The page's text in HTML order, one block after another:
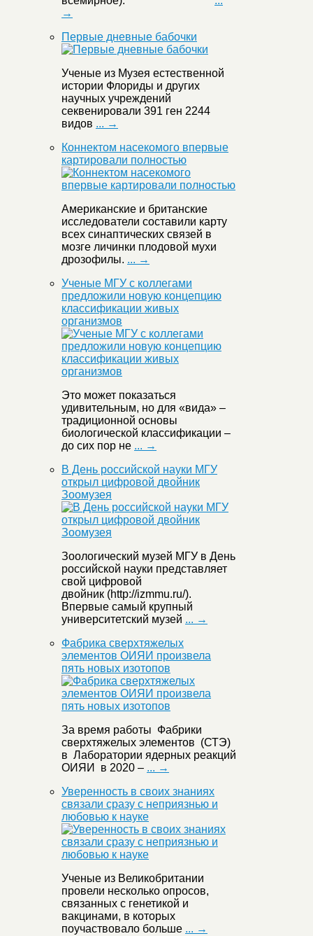
→
Первые дневные бабочки
Ученые из Музея естественной
истории Флориды и других
научных учреждений
секвенировали 391 ген 2244
видов ... →
Коннектом насекомого впервые
картировали полностью
Американские и британские
исследователи составили карту
всех синаптических связей в
мозге личинки плодовой мухи
дрозофилы. ... →
Ученые МГУ с коллегами
предложили новую концепцию
классификации живых
организмов
Это может показаться
удивительным, но для «вида» –
традиционной основы
биологической классификации –
до сих пор не ... →
В День российской науки МГУ
открыл цифровой двойник
Зоомузея
Зоологический музей МГУ в День
российской науки представляет
свой цифровой
двойник (http://izmmu.ru/).
Впервые самый крупный
университетский музей ... →
Фабрика сверхтяжелых
элементов ОИЯИ произвела
пять новых изотопов
За время работы Фабрики
сверхтяжелых элементов (СТЭ)
в Лаборатории ядерных реакций
ОИЯИ в 2020 – ... →
Уверенность в своих знаниях
связали сразу с неприязнью и
любовью к науке
Ученые из Великобритании
провели несколько опросов,
связанных с генетикой и
вакцинами, в которых
поучаствовало больше ... →